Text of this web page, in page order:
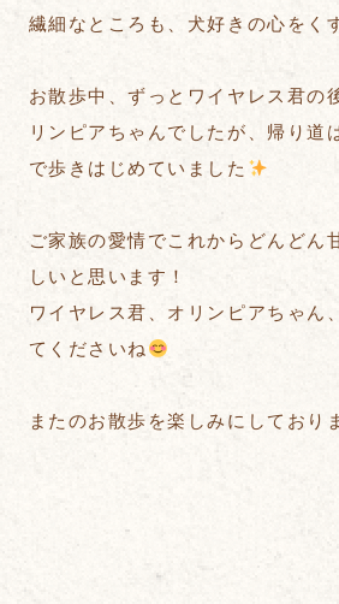
繊細なところも、犬好きの心をく
お散歩中、ずっとワイヤレス君の
リンピアちゃんでしたが、帰り道
で歩きはじめていました
ご家族の愛情でこれからどんどん
しいと思います！
ワイヤレス君、オリンピアちゃん
てくださいね
またのお散歩を楽しみにしており